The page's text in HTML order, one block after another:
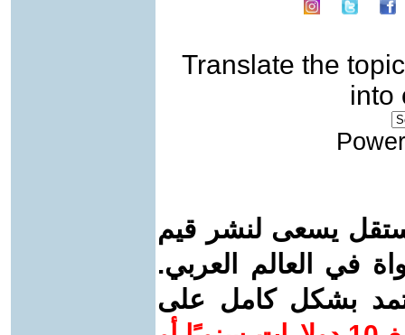
Translate the topic
into
يسعى لنشر قيم
في العالم العربي.
بشكل كامل على